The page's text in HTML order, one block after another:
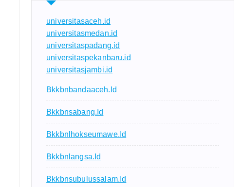
universitasaceh.id
universitasmedan.id
universitaspadang.id
universitaspekanbaru.id
universitasjambi.id
Bkkbnbandaaceh.id
Bkkbnsabang.id
Bkkbnlhokseumawe.id
Bkkbnlangsa.id
Bkkbnsubulussalam.id